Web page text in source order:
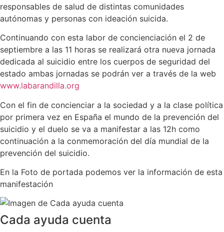
responsables de salud de distintas comunidades
autónomas y personas con ideación suicida.
Continuando con esta labor de concienciación el 2 de
septiembre a las 11 horas se realizará otra nueva jornada
dedicada al suicidio entre los cuerpos de seguridad del
estado ambas jornadas se podrán ver a través de la web
www.labarandilla.org
Con el fin de concienciar a la sociedad y a la clase política
por primera vez en España el mundo de la prevención del
suicidio y el duelo se va a manifestar a las 12h como
continuación a la conmemoración del día mundial de la
prevención del suicidio.
En la Foto de portada podemos ver la información de esta
manifestación
Cada ayuda cuenta